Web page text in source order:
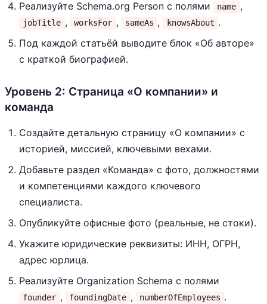
Реализуйте Schema.org Person с полями
name ,
jobTitle , worksFor , sameAs , knowsAbout .
Под каждой статьёй выводите блок «Об авторе»
с краткой биографией.
Уровень 2: Страница «О компании» и
команда
Создайте детальную страницу «О компании» с
историей, миссией, ключевыми вехами.
Добавьте раздел «Команда» с фото, должностями
и компетенциями каждого ключевого
специалиста.
Опубликуйте офисные фото (реальные, не стоки).
Укажите юридические реквизиты: ИНН, ОГРН,
адрес юрлица.
Реализуйте Organization Schema с полями
founder , foundingDate , numberOfEmployees .